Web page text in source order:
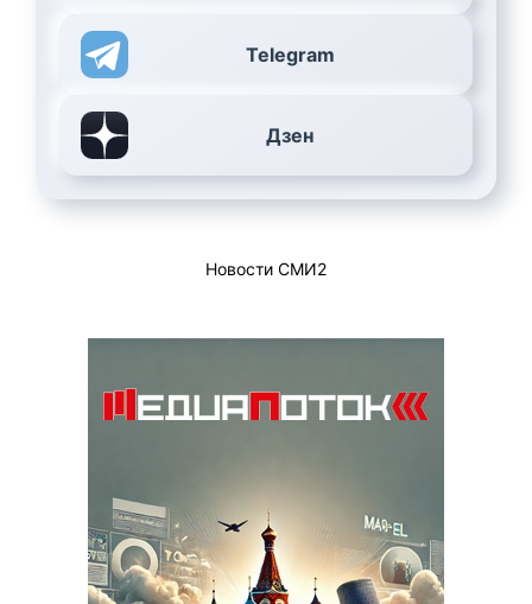
Telegram
Дзен
Новости СМИ2